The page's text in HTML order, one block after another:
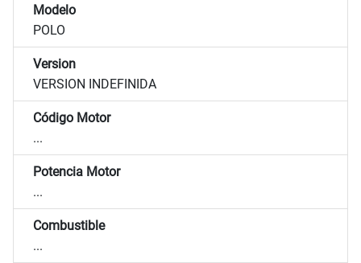
Modelo
POLO
Version
VERSION INDEFINIDA
Código Motor
...
Potencia Motor
...
Combustible
...